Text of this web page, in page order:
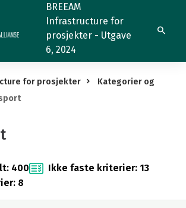
BREEAM
Infrastructure for
prosjekter - Utgave
6, 2024
Søk
for prosjekter
Kategorier og
400
Ikke faste kriterier: 13
8